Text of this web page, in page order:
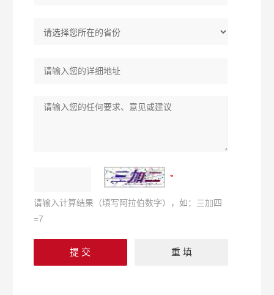
请输入计算结果（填写阿拉伯数字），如：三加四
=7